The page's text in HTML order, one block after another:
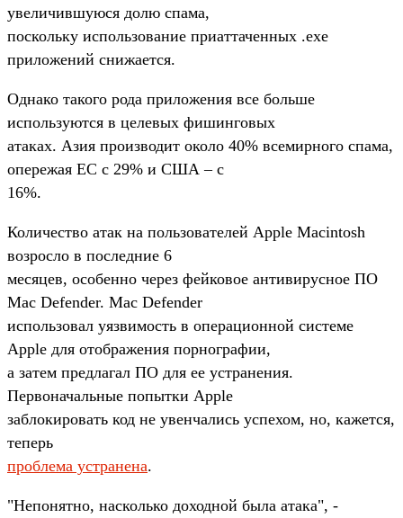
увеличившуюся долю спама,
поскольку использование приаттаченных .exe
приложений снижается.
Однако такого рода приложения все больше
используются в целевых фишинговых
атаках. Азия производит около 40% всемирного спама,
опережая ЕС с 29% и США – с
16%.
Количество атак на пользователей Apple Macintosh
возросло в последние 6
месяцев, особенно через фейковое антивирусное ПО
Mac Defender. Mac Defender
использовал уязвимость в операционной системе
Apple для отображения порнографии,
а затем предлагал ПО для ее устранения.
Первоначальные попытки Apple
заблокировать код не увенчались успехом, но, кажется,
теперь
проблема устранена.
"Непонятно, насколько доходной была атака", -